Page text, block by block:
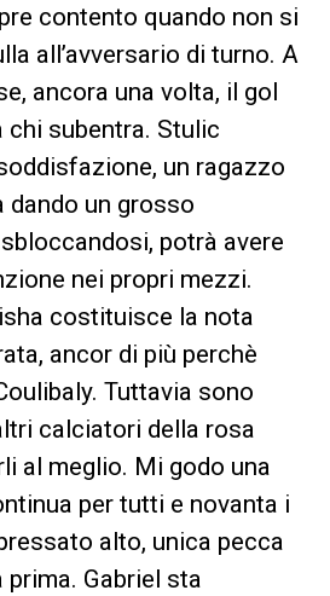
contento quando non si
all’avversario di turno. A
ancora una volta, il gol
chi subentra. Stulic
un ragazzo
dando un grosso
potrà avere
nei propri mezzi.
costituisce la nota
ancor di più perchè
Tuttavia sono
calciatori della rosa
al meglio. Mi godo una
per tutti e novanta i
alto, unica pecca
Gabriel sta